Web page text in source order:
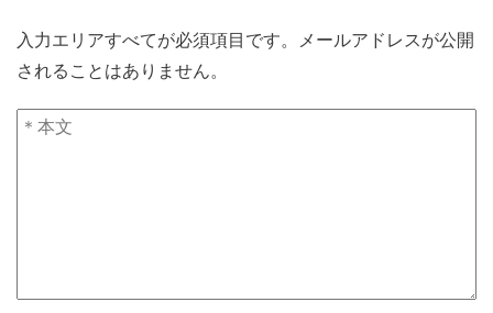
入力エリアすべてが必須項目です。メールアドレスが公開
されることはありません。